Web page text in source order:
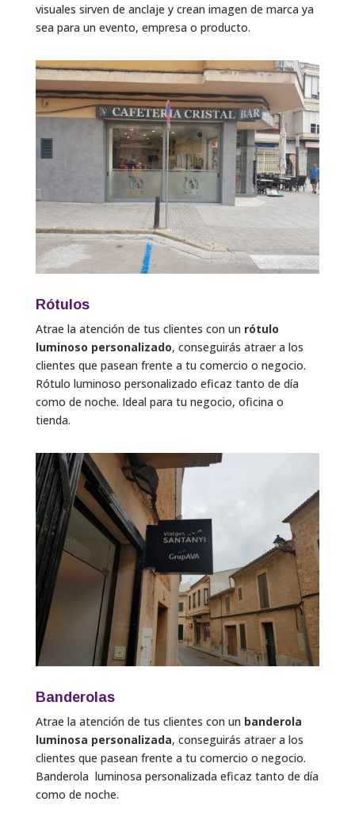
visuales sirven de anclaje y crean imagen de marca ya
sea para un evento, empresa o producto.
Rótulos
Atrae la atención de tus clientes con un rótulo
luminoso personalizado, conseguirás atraer a los
clientes que pasean frente a tu comercio o negocio.
Rótulo luminoso personalizado eficaz tanto de día
como de noche. Ideal para tu negocio, oficina o
tienda.
Banderolas
Atrae la atención de tus clientes con un banderola
luminosa personalizada, conseguirás atraer a los
clientes que pasean frente a tu comercio o negocio.
Banderola luminosa personalizada eficaz tanto de día
como de noche.